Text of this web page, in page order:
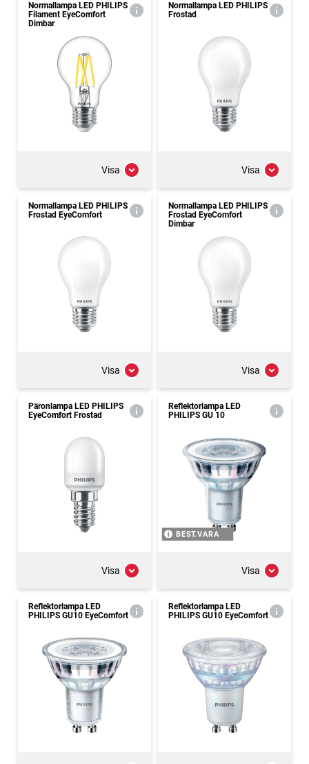
Normallampa LED PHILIPS
Filament EyeComfort
Dimbar
Visa
Normallampa LED PHILIPS
Frostad
Visa
Normallampa LED PHILIPS
Frostad EyeComfort
Visa
Normallampa LED PHILIPS
Frostad EyeComfort
Dimbar
Visa
Päronlampa LED PHILIPS
EyeComfort Frostad
Visa
Reflektorlampa LED
PHILIPS GU 10
BEST.VARA
Visa
Reflektorlampa LED
PHILIPS GU10 EyeComfort
Reflektorlampa LED
PHILIPS GU10 EyeComfort